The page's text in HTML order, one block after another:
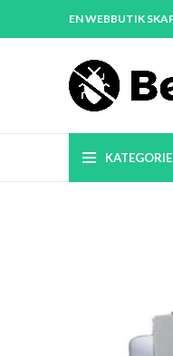
EN WEBBUTIK